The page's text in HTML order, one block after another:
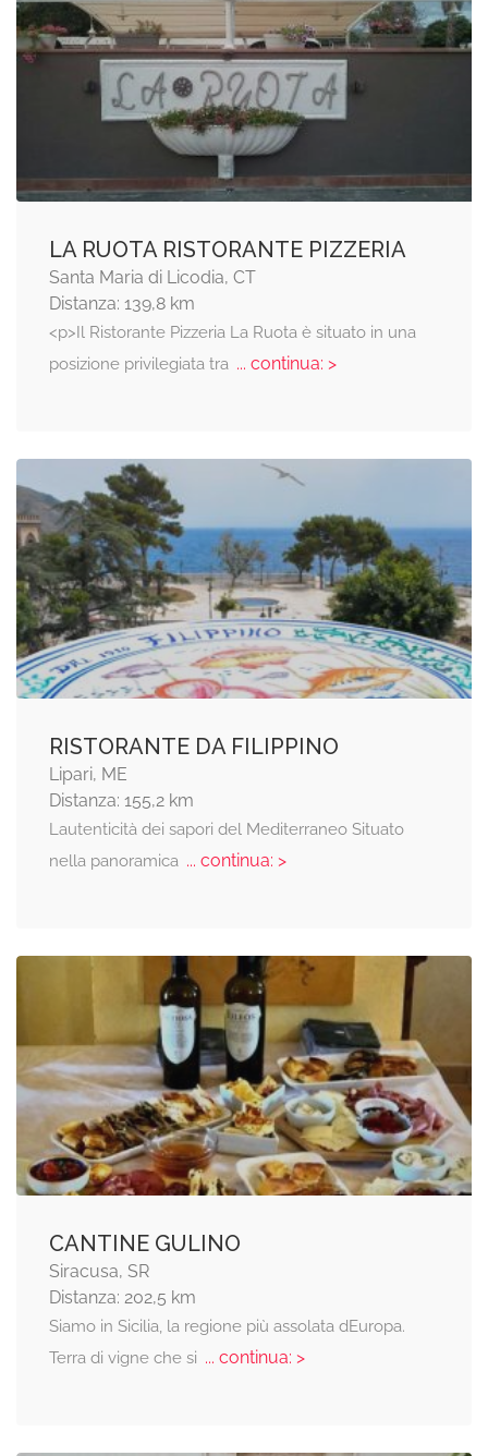
LA RUOTA RISTORANTE PIZZERIA
Santa Maria di Licodia, CT
Distanza: 139,8 km
<p>Il Ristorante Pizzeria La Ruota è situato in una
posizione privilegiata tra... continua: >
RISTORANTE DA FILIPPINO
Lipari, ME
Distanza: 155,2 km
Lautenticità dei sapori del Mediterraneo Situato
nella panoramica... continua: >
CANTINE GULINO
Siracusa, SR
Distanza: 202,5 km
Siamo in Sicilia, la regione più assolata dEuropa.
Terra di vigne che si ... continua: >